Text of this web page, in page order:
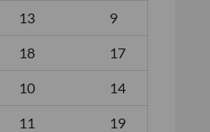
13 9
18 17
10 14
11 19